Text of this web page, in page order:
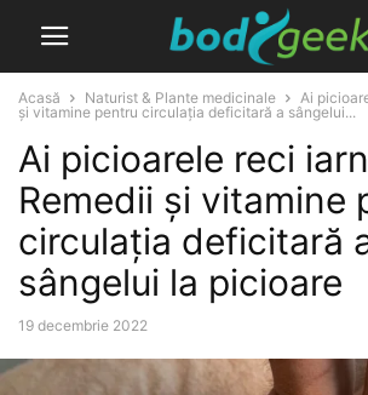
Acasă Naturist & Plante medicinale
Ai
și vitamine pentru circulația deficitară a sângelui...
Ai picioarele reci
Remedii și vitamine
circulația deficitară
sângelui la picioare
19 decembrie 2022